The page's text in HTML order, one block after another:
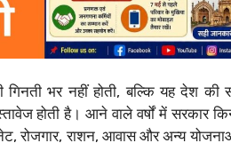
भर नहीं होती, बल्कि यह देश
होती है। आने वाले वर्षों में सरकार
रोजगार, राशन, आवास और अन्य